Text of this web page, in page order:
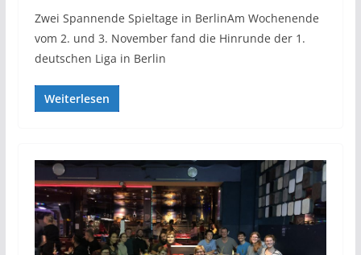
Zwei Spannende Spieltage in BerlinAm Wochenende
vom 2. und 3. November fand die Hinrunde der 1.
deutschen Liga in Berlin
Weiterlesen